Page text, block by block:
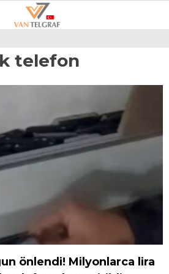
26.3°
telefon
önlendi! Milyonlarca lira